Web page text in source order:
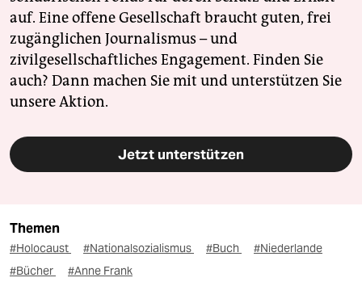
auf. Eine offene Gesellschaft braucht guten, frei
zugänglichen Journalismus – und
zivilgesellschaftliches Engagement. Finden Sie
auch? Dann machen Sie mit und unterstützen Sie
unsere Aktion.
Jetzt unterstützen
Themen
#Holocaust #Nationalsozialismus #Buch
#Niederlande
#Bücher
#Anne Frank